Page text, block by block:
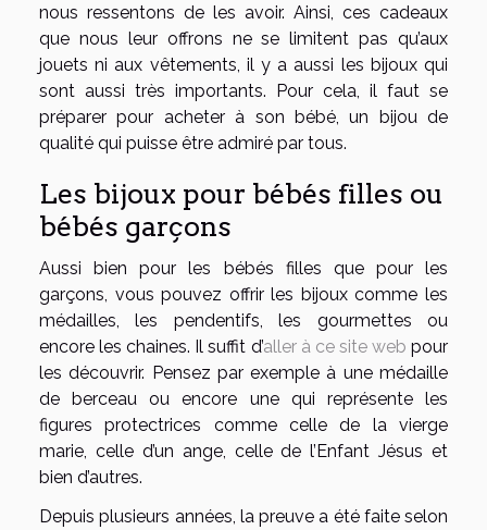
nous ressentons de les avoir. Ainsi, ces cadeaux
que nous leur offrons ne se limitent pas qu’aux
jouets ni aux vêtements, il y a aussi les bijoux qui
sont aussi très importants. Pour cela, il faut se
préparer pour acheter à son bébé, un bijou de
qualité qui puisse être admiré par tous.
Les bijoux pour bébés filles ou
bébés garçons
Aussi bien pour les bébés filles que pour les
garçons, vous pouvez offrir les bijoux comme les
médailles, les pendentifs, les gourmettes ou
encore les chaines. Il suffit d’aller à ce site web pour
les découvrir. Pensez par exemple à une médaille
de berceau ou encore une qui représente les
figures protectrices comme celle de la vierge
marie, celle d’un ange, celle de l’Enfant Jésus et
bien d’autres.
Depuis plusieurs années, la preuve a été faite selon